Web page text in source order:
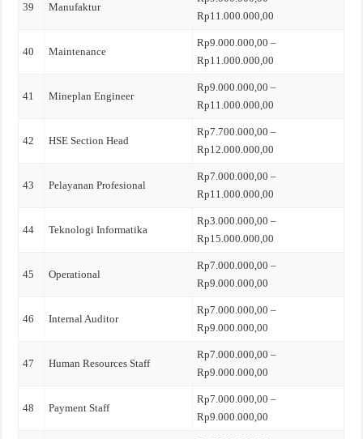
39 Manufaktur
Rp11.000.000,00
40 Maintenance
Rp9.000.000,00 –
Rp11.000.000,00
41 Mineplan Engineer
Rp9.000.000,00 –
Rp11.000.000,00
42 HSE Section Head
Rp7.700.000,00 –
Rp12.000.000,00
43 Pelayanan Profesional
Rp7.000.000,00 –
Rp11.000.000,00
44 Teknologi Informatika
Rp3.000.000,00 –
Rp15.000.000,00
45 Operational
Rp7.000.000,00 –
Rp9.000.000,00
46 Internal Auditor
Rp7.000.000,00 –
Rp9.000.000,00
47 Human Resources Staff
Rp7.000.000,00 –
Rp9.000.000,00
48 Payment Staff
Rp7.000.000,00 –
Rp9.000.000,00